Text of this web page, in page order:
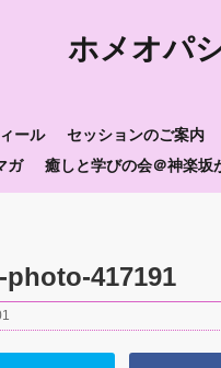
ホメオパ
ール セッションのご案内
ガ
癒しと学びの会＠神楽坂
photo-417191